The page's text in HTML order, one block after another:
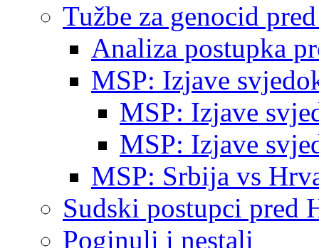
Tužbe za genocid
Analiza postupka
MSP: Izjave
MSP: Izjave
MSP: Izjave
MSP: Srbija vs
Sudski postupci pred
Poginuli i nestali